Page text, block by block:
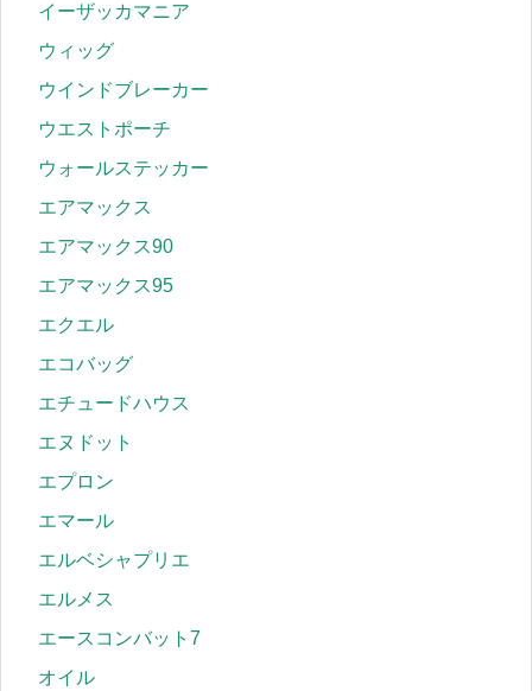
イーザッカマニア
ウィッグ
ウインドブレーカー
ウエストポーチ
ウォールステッカー
エアマックス
エアマックス90
エアマックス95
エクエル
エコバッグ
エチュードハウス
エヌドット
エプロン
エマール
エルベシャプリエ
エルメス
エースコンバット7
オイル